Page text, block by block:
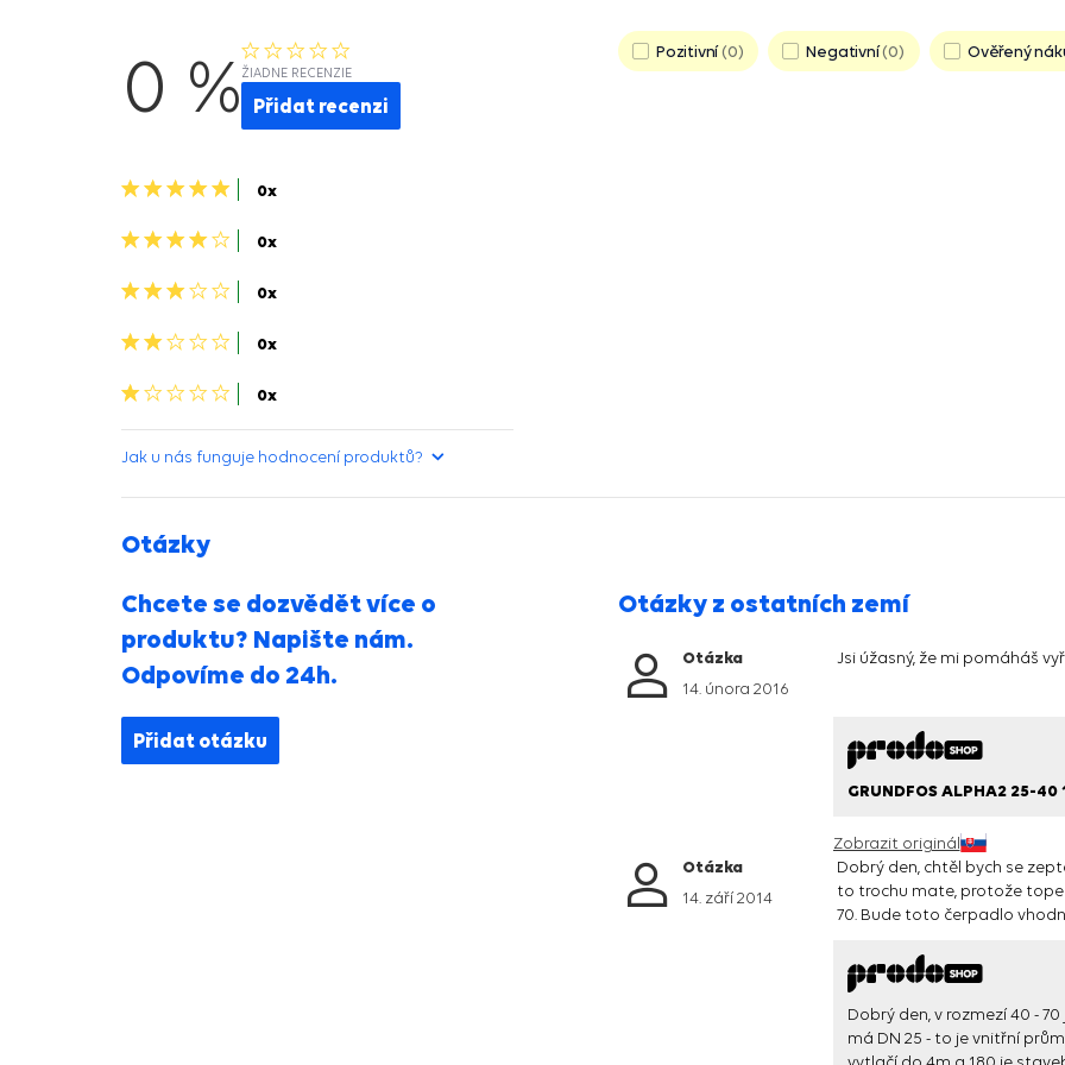
0 % ŽIADNE RECENZIE
Přidat recenzi
5
0x
4
0x
3
0x
2
0x
1
0x
Jak u nás funguje hodnocení produktů?
Pozitivní 0 Negativní 0 Ověřený
Otázky
Chcete se dozvědět více o
produktu? Napište nám.
Odpovíme do 24h.
Přidat otázku
Otázky z ostatních zemí
Otázka
14. února 2016
Jsi úžasný, že mi pomáháš
GRUNDFOS ALPHA2 25-40
Zobrazit originál
Otázka
14. září 2014
Dobrý den, chtěl bych se
to trochu mate, protože
70. Bude toto čerpadlo
Dobrý den, v rozmezí 40 -
má DN 25 - to je vnitřní
vytlačí do 4m a 180 je